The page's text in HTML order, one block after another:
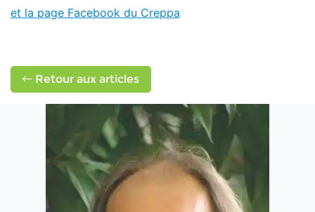
et la page Facebook du Creppa
Retour aux articles